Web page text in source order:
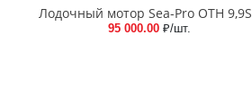
Лодочный мотор Sea-Pro OTH 9,9S
95 000.00 ₽/шт.